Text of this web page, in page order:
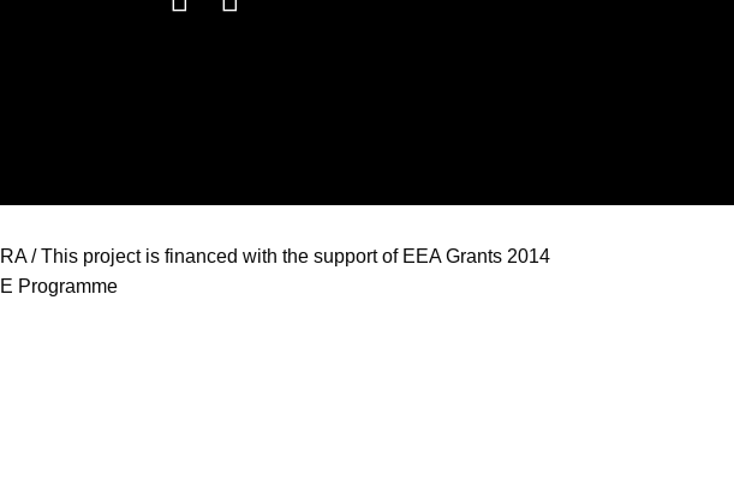
/ This project is financed with the support of EEA Grants 2014
Programme